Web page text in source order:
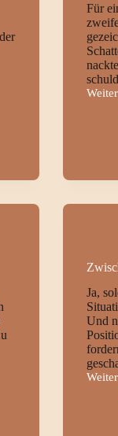
Für
Der
Ja,
Und